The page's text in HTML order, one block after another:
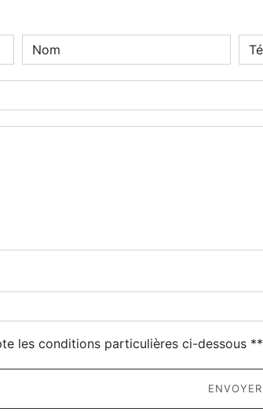
les conditions particulières ci-dessous **
ENVOYER